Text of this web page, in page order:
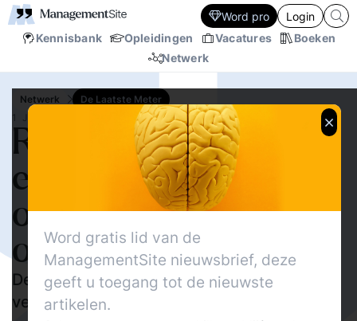
Kennisbank Opleidingen Vacatures
Boeken
Netwerk
Word pro Login
Netwerk
De Laatste Meter
1 JUL.‘25
Rustige invoering zero-
emissiezones:
ondernemers zijn goed
op weg
De overgang naar zero-emissiezones
verloopt gestructureerd, met oog voor
Word gratis lid van de
ManagementSite nieuwsbrief, deze
geeft u toegang tot de nieuwste
artikelen.